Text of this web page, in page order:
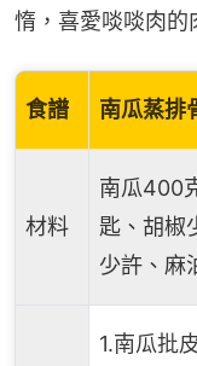
惰，喜愛啖啖肉的
食譜 南瓜蒸排
材料
南瓜400
匙、胡椒
少許、麻
1.南瓜批